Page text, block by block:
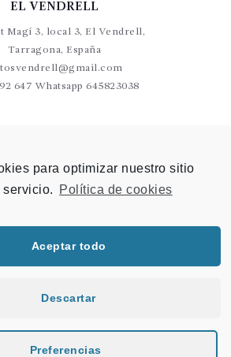
para optimizar nuestro sitio
servicio.
Política de cookies
Aceptar todo
Descartar
Preferencias
EL VENDRELL
Magí 3, local 3, El Vendrell,
Tarragona, España
647 Whatsapp 645823038
photovalls@gmail.com
904 Whatsapp 648 907 489